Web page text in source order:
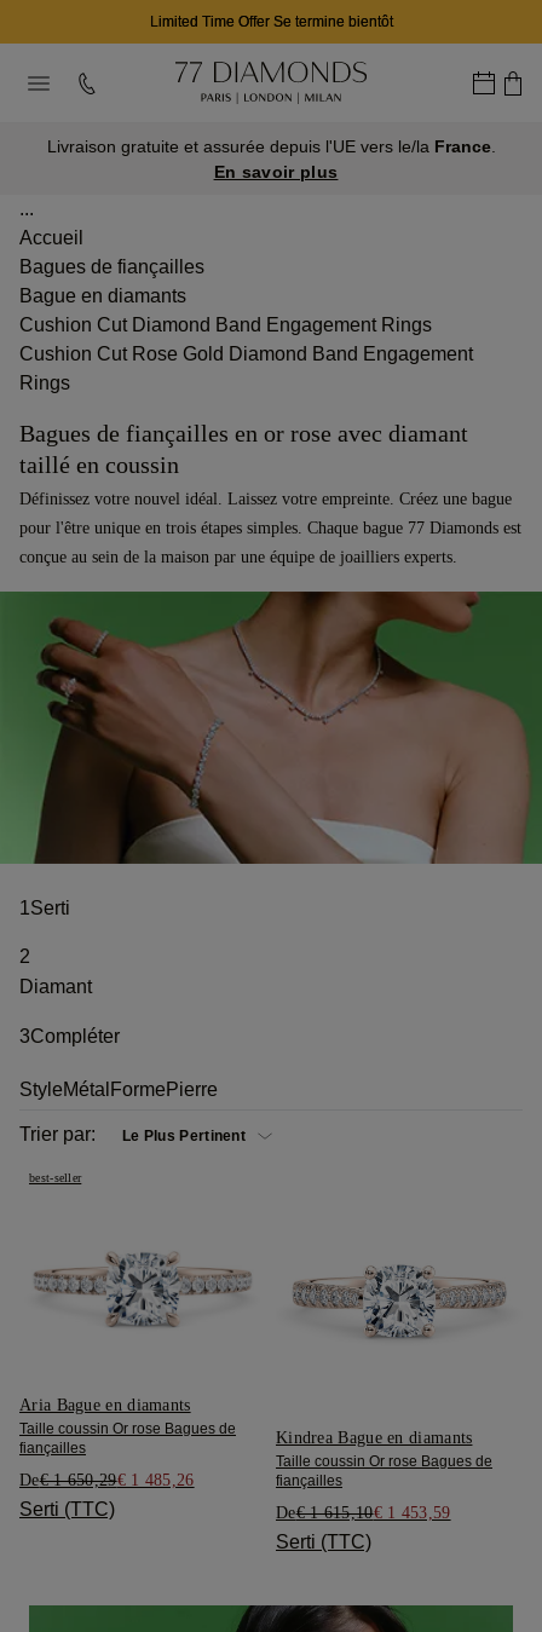
Limited Time Offer Se termine bientôt
Livraison gratuite et assurée depuis l'UE vers le/la France.
En savoir plus
...
Accueil
Bagues de fiançailles
Bague en diamants
Cushion Cut Diamond Band Engagement Rings
Cushion Cut Rose Gold Diamond Band Engagement
Rings
Bagues de fiançailles en or rose avec diamant
taillé en coussin
Définissez votre nouvel idéal. Laissez votre empreinte. Créez une bague
pour l'être unique en trois étapes simples. Chaque bague 77 Diamonds est
conçue au sein de la maison par une équipe de joailliers experts.
1Serti
2
Diamant
3Compléter
StyleMétal FormePierre
Trier par:
best-seller
Aria Bague en diamants
Taille coussin Or rose Bagues de
fiançailles
De€ 1 650,29€ 1 485,26
Serti (TTC)
Kindrea Bague en diamants
Taille coussin Or rose Bagues de
fiançailles
De€ 1 615,10€ 1 453,59
Serti (TTC)